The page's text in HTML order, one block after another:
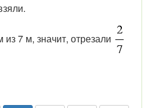
7 м, значит, отрезали